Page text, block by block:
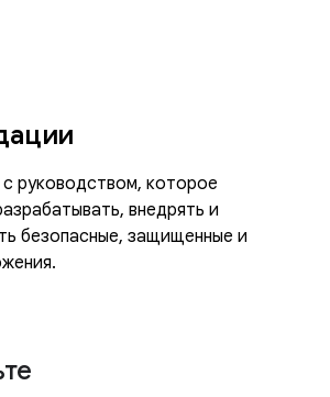
руководством, которое
внедрять и
безопасные, защищенные и